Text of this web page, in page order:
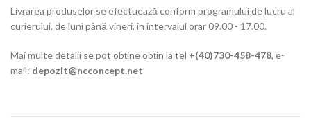
Livrarea produselor se efectuează conform programului de lucru al
curierului, de luni până vineri, în intervalul orar 09.00 - 17.00.
Mai multe detalii se pot obține obțin la tel +(40)730-458-478, e-
mail: depozit@ncconcept.net